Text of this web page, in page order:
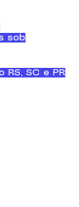
sob
RS, SC e PR